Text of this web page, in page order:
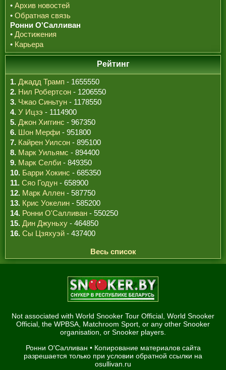
• Архив новостей
• Обратная связь
Ронни О'Салливан
• Достижения
• Карьера
Рейтинг
1. Джадд Трамп - 1655550
2. Нил Робертсон - 1206550
3. Чжао Синьтун - 1178550
4. У Ицзэ - 1114900
5. Джон Хиггинс - 967350
6. Шон Мерфи - 951800
7. Кайрен Уилсон - 895100
8. Марк Уильямс - 894400
9. Марк Селби - 849350
10. Барри Хокинс - 685350
11. Сяо Годун - 658900
12. Марк Аллен - 587750
13. Крис Уокелин - 585200
14. Ронни О'Салливан - 550250
15. Дин Джуньху - 464850
16. Сы Цзяхуэй - 437400
Весь список
Not associated with World Snooker Tour Official, World Snooker
Official, the WPBSA, Matchroom Sport, or any other Snooker
organisation, or Snooker players.
Ронни О'Салливан • Копирование материалов сайта
разрешается только при условии обратной ссылки на
osullivan.ru